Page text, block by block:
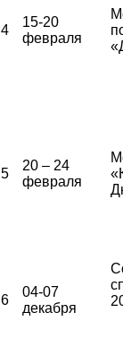
4
15-20
февраля
5
20 – 24
февраля
6
04-07
декабря